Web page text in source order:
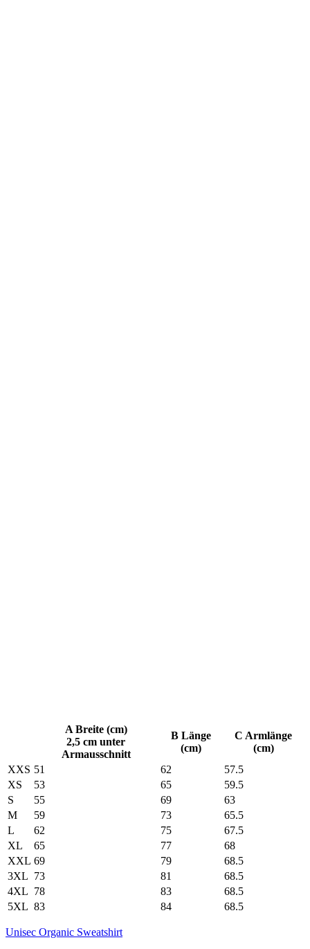
A Breite (cm)
2,5 cm unter
Armausschnitt
B Länge
(cm)
C Armlänge
(cm)
XXS 51 62
57.5
XS
53 65
59.5
S
55 69
63
M
59 73
65.5
L
62 75
67.5
XL
65 77
68
XXL 69 79
68.5
3XL 73 81
68.5
4XL 78 83
68.5
5XL 83 84 68.5
Unisec Organic Sweatshirt